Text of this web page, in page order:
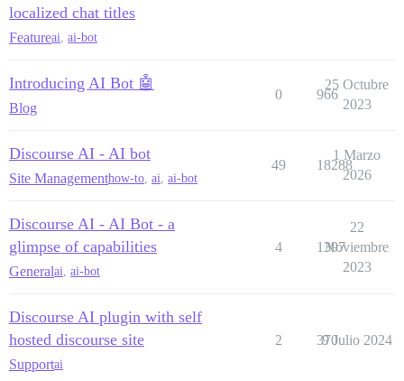
localized chat titles
Featureai, ai-bot
Introducing AI Bot 🤖
Blog
0 966
25 Octubre
2023
Discourse AI - AI bot
Site Managementhow-to, ai, ai-bot
49 18288
1 Marzo
2026
Discourse AI - AI Bot - a
glimpse of capabilities
Generalai, ai-bot
4 1397
22
Noviembre
2023
Discourse AI plugin with self
hosted discourse site
Supportai
2 370
9 Julio 2024